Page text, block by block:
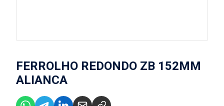
FERROLHO REDONDO ZB 152MM
ALIANCA